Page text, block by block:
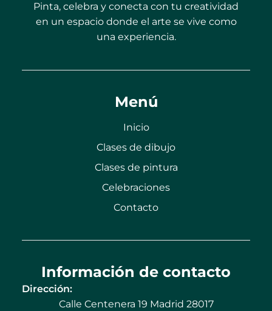
Pinta, celebra y conecta con tu creatividad
en un espacio donde el arte se vive como
una experiencia.
Menú
Inicio
Clases de dibujo
Clases de pintura
Celebraciones
Contacto
Información de contacto
Dirección:
Calle Centenera 19 Madrid 28017